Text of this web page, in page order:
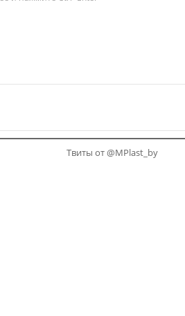
Твиты от @MPlast_by